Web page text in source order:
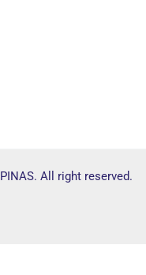
All right reserved.